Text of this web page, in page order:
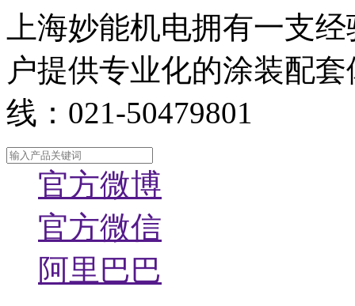
上海妙能机电拥有一支
户提供专业化的涂装配
线：021-50479801
官方微博
官方微信
阿里巴巴